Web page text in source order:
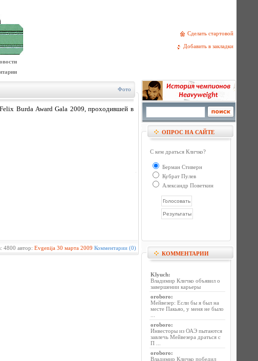
Сделать стартовой
Добавить в закладки
Фото
Burda Award Gala 2009, проходившей в
4800 автор: Evgenija 30 марта 2009 Комментарии (0)
ОПРОС НА САЙТЕ
С кем драться Кличко?
Берман Стиверн
Кубрат Пулев
Александр Поветкин
КОММЕНТАРИИ
Klyuch:
Владимир Кличко объявил о
завершении карьеры
oroboro:
Мейвезер: Если бы я был на
месте Пакьяо, у меня не было
oroboro:
Инвесторы из ОАЭ пытаются
завлечь Мейвезера драться с
П ...
oroboro:
Владимир Кличко победил